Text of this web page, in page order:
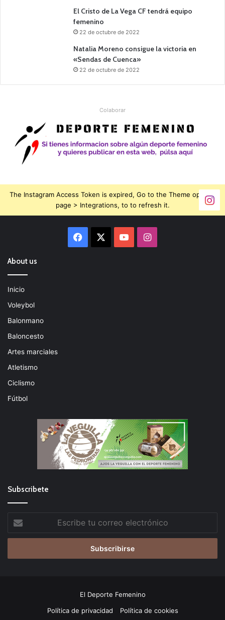
El Cristo de La Vega CF tendrá equipo
femenino
22 de octubre de 2022
Natalia Moreno consigue la victoria en
«Sendas de Cuenca»
22 de octubre de 2022
Colaborar
The Instagram Access Token is expired, Go to the Theme options
page > Integrations, to to refresh it.
Facebook YouTubeInstagram
About us
Inicio
Voleybol
Balonmano
Baloncesto
Artes marciales
Atletismo
Ciclismo
Fútbol
Subscribete
Escribe
tu
correo
El Deporte Femenino
Política de privacidad
Política de cookies